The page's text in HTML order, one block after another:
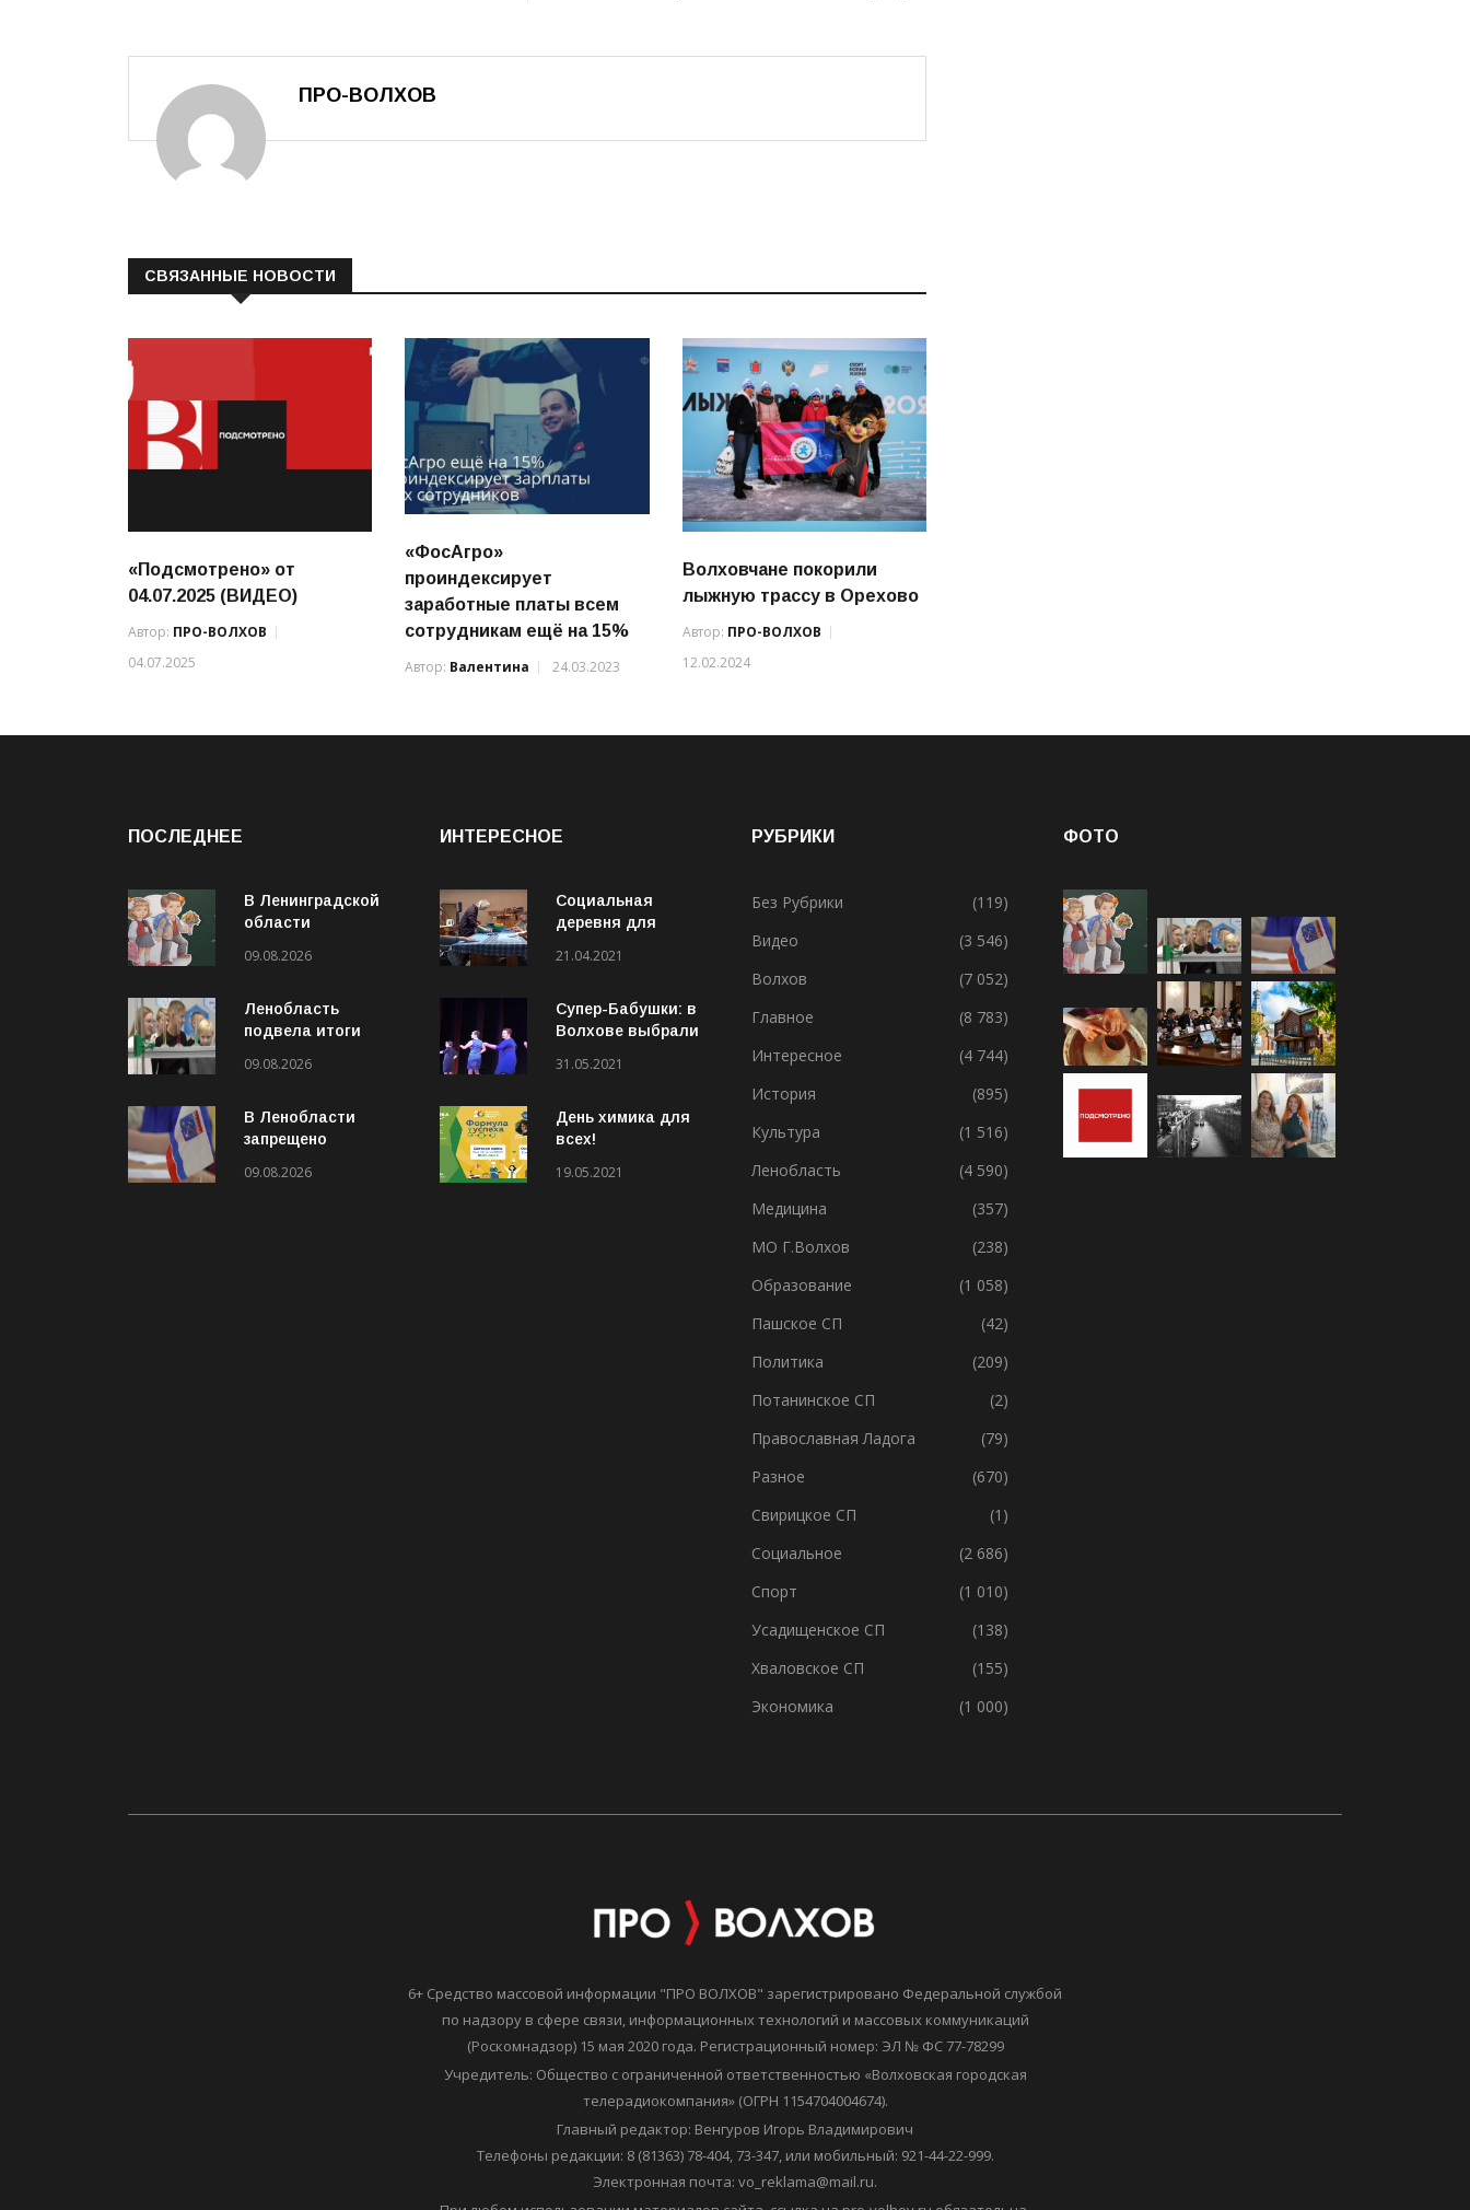
ПРО-ВОЛХОВ
СВЯЗАННЫЕ НОВОСТИ
«Подсмотрено» от
04.07.2025 (ВИДЕО)
Автор: ПРО-ВОЛХОВ
04.07.2025
«ФосАгро»
проиндексирует
заработные платы всем
сотрудникам ещё на 15%
Автор: Валентина 24.03.2023
Волховчане покорили
лыжную трассу в Орехово
Автор: ПРО-ВОЛХОВ
12.02.2024
ПОСЛЕДНЕЕ
В Ленинградской
области
ежегодная выплата
детей к учебному
году
09.08.2026
Ленобласть
подвела итоги
в вузы и колледжи
09.08.2026
В Ленобласти
запрещено
видео обломков
09.08.2026
ИНТЕРЕСНОЕ
Социальная
деревня для
21.04.2021
Супер-Бабушки: в
Волхове выбрали
(ВИДЕО)
31.05.2021
День химика для
всех!
19.05.2021
РУБРИКИ
Без Рубрики
(119)
Видео
(3 546)
Волхов
(7 052)
Главное
(8 783)
Интересное
(4 744)
История
(895)
Культура
(1 516)
Ленобласть
(4 590)
Медицина
(357)
МО Г.Волхов
(238)
Образование
(1 058)
Пашское СП
(42)
Политика
(209)
Потанинское СП
(2)
Православная Ладога
(79)
Разное
(670)
Свирицкое СП
(1)
Социальное
(2 686)
Спорт
(1 010)
Усадищенское СП
(138)
Хваловское СП
(155)
Экономика
(1 000)
ФОТО
6+ Средство массовой информации "ПРО ВОЛХОВ" зарегистрировано Федеральной службой
по надзору в сфере связи, информационных технологий и массовых коммуникаций
(Роскомнадзор) 15 мая 2020 года. Регистрационный номер: ЭЛ № ФС 77-78299
Учредитель: Общество с ограниченной ответственностью «Волховская городская
телерадиокомпания» (ОГРН 1154704004674).
Главный редактор: Венгуров Игорь Владимирович
Телефоны редакции: 8 (81363) 78-404, 73-347, или мобильный: 921-44-22-999.
Электронная почта: vo_reklama@mail.ru.